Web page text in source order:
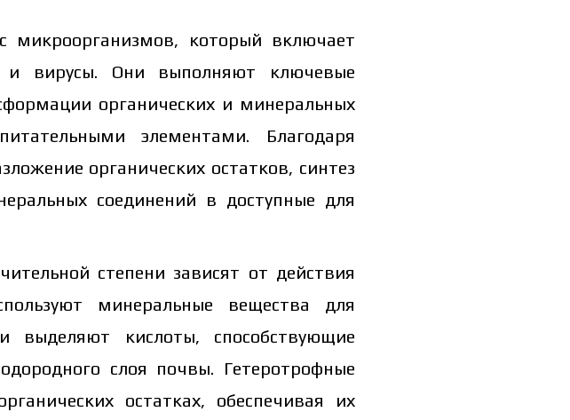
микроорганизмов, который включает
и вирусы. Они выполняют ключевые
органических и минеральных
элементами. Благодаря
органических остатков, синтез
соединений в доступные для
степени зависят от действия
минеральные вещества для
выделяют кислоты, способствующие
слоя почвы. Гетеротрофные
остатках, обеспечивая их